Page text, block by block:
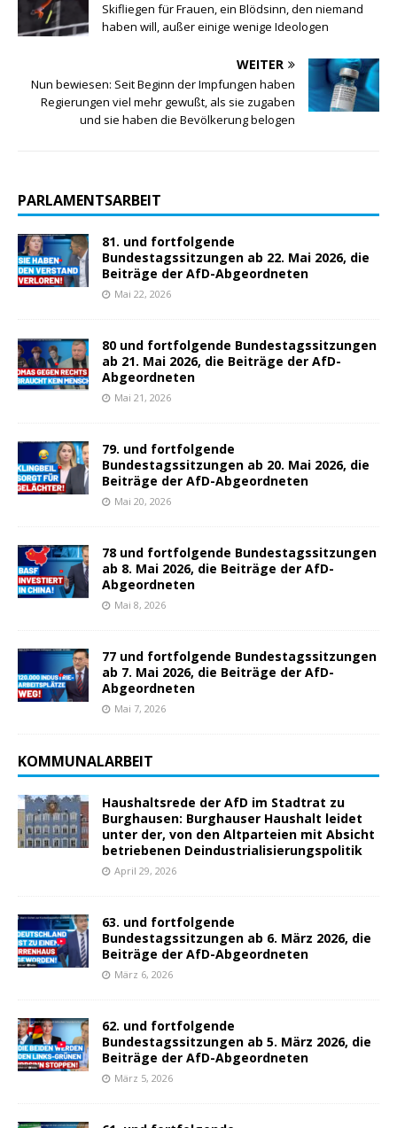
Skifliegen für Frauen, ein Blödsinn, den niemand
haben will, außer einige wenige Ideologen
WEITER
Nun bewiesen: Seit Beginn der Impfungen haben
Regierungen viel mehr gewußt, als sie zugaben
und sie haben die Bevölkerung belogen
PARLAMENTSARBEIT
81. und fortfolgende
Bundestagssitzungen ab 22. Mai 2026, die
Beiträge der AfD-Abgeordneten
Mai 22, 2026
80 und fortfolgende Bundestagssitzungen
ab 21. Mai 2026, die Beiträge der AfD-
Abgeordneten
Mai 21, 2026
79. und fortfolgende
Bundestagssitzungen ab 20. Mai 2026, die
Beiträge der AfD-Abgeordneten
Mai 20, 2026
78 und fortfolgende Bundestagssitzungen
ab 8. Mai 2026, die Beiträge der AfD-
Abgeordneten
Mai 8, 2026
77 und fortfolgende Bundestagssitzungen
ab 7. Mai 2026, die Beiträge der AfD-
Abgeordneten
Mai 7, 2026
KOMMUNALARBEIT
Haushaltsrede der AfD im Stadtrat zu
Burghausen: Burghauser Haushalt leidet
unter der, von den Altparteien mit Absicht
betriebenen Deindustrialisierungspolitik
April 29, 2026
63. und fortfolgende
Bundestagssitzungen ab 6. März 2026, die
Beiträge der AfD-Abgeordneten
März 6, 2026
62. und fortfolgende
Bundestagssitzungen ab 5. März 2026, die
Beiträge der AfD-Abgeordneten
März 5, 2026